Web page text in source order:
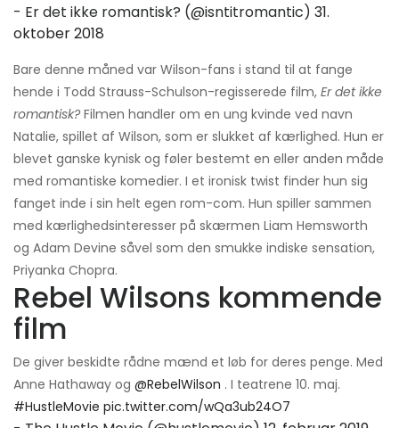
- Er det ikke romantisk? (@isntitromantic) 31.
oktober 2018
Bare denne måned var Wilson-fans i stand til at fange
hende i Todd Strauss-Schulson-regisserede film, Er det ikke
romantisk?Filmen handler om en ung kvinde ved navn
Natalie, spillet af Wilson, som er slukket af kærlighed. Hun er
blevet ganske kynisk og føler bestemt en eller anden måde
med romantiske komedier. I et ironisk twist finder hun sig
fanget inde i sin helt egen rom-com. Hun spiller sammen
med kærlighedsinteresser på skærmen Liam Hemsworth
og Adam Devine såvel som den smukke indiske sensation,
Priyanka Chopra.
Rebel Wilsons kommende
film
De giver beskidte rådne mænd et løb for deres penge. Med
Anne Hathaway og @RebelWilson . I teatrene 10. maj.
#HustleMovie pic.twitter.com/wQa3ub24O7